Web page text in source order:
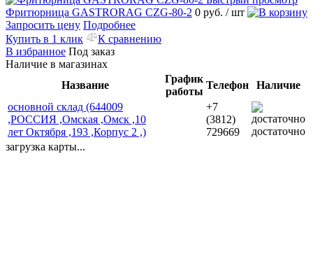
Фритюрница GASTRORAG CZG-80-2 0 руб. / шт
Запросить цену Подробнее
Купить в 1 клик
К сравнению
В избранное Под заказ
Наличие в магазинах
Название
График
работы
Телефон
Наличие
основной склад (644009
,РОССИЯ ,Омская ,Омск ,10
лет Октября ,193 ,Корпус 2 ,)
+7
(3812)
729669
достаточно
загрузка карты...